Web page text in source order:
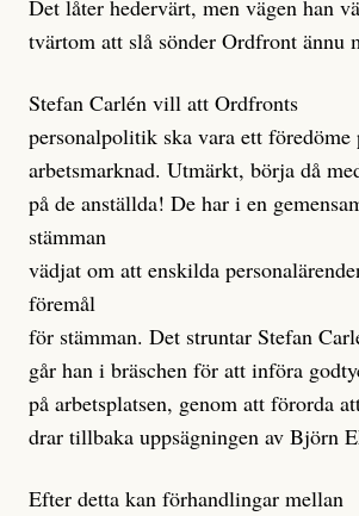
Det låter hedervärt, men vägen han
tvärtom att slå sönder Ordfront ännu
Stefan Carlén vill att Ordfronts
personalpolitik ska vara ett föredöme
arbetsmarknad. Utmärkt, börja då
på de anställda! De har i en
stämman
vädjat om att enskilda
föremål
för stämman. Det struntar Stefan
går han i bräschen för att införa
på arbetsplatsen, genom att förorda
drar tillbaka uppsägningen av Björn
Efter detta kan förhandlingar mellan